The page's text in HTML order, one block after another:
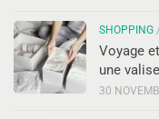
SHOPPING
Voyage
une
30